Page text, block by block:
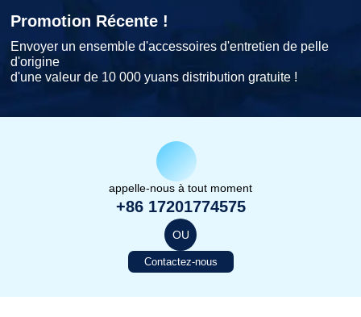
Promotion Récente !
Envoyer un ensemble d'accessoires d'entretien de pelle
d'origine
d'une valeur de 10 000 yuans distribution gratuite !
appelle-nous à tout moment
+86 17201774575
OU
Contactez-nous